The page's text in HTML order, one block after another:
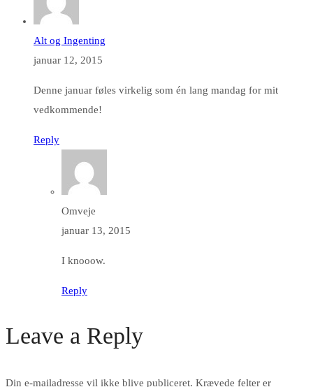
Alt og Ingenting
januar 12, 2015
Denne januar føles virkelig som én lang mandag for mit
vedkommende!
Reply
Omveje
januar 13, 2015
I knooow.
Reply
Leave a Reply
Din e-mailadresse vil ikke blive publiceret. Krævede felter er